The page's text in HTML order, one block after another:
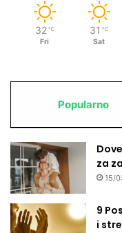
32 ℃
Fri
31 ℃
Sat
Popularno
za
15/
9
i